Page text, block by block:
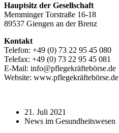
Hauptsitz der Gesellschaft
Memminger Torstraße 16-18
89537 Giengen an der Brenz
Kontakt
Telefon: +49 (0) 73 22 95 45 080
Telefax: +49 (0) 73 22 95 45 081
E-Mail: info@pflegekräftebörse.de
Website: www.pflegekräftebörse.de
21. Juli 2021
News im Gesundheitswesen